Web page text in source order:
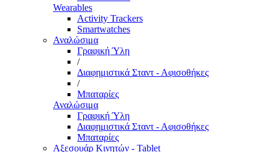
Wearables
Activity Trackers
Smartwatches
Αναλώσιμα
Γραφική Ύλη
/
Διαφημιστικά Σταντ - Αφισοθήκες
/
Μπαταρίες
Αναλώσιμα
Γραφική Ύλη
Διαφημιστικά Σταντ - Αφισοθήκες
Μπαταρίες
Αξεσουάρ Κινητών - Tablet